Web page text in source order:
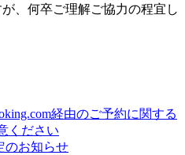
、何卒ご理解ご協力の程宜し
経由のご予約に関する
ください
のお知らせ